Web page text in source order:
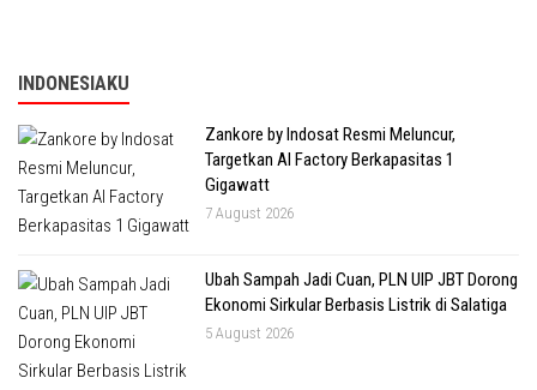
INDONESIAKU
Zankore by Indosat Resmi Meluncur,
Targetkan AI Factory Berkapasitas 1
Gigawatt
7 August 2026
Ubah Sampah Jadi Cuan, PLN UIP JBT Dorong
Ekonomi Sirkular Berbasis Listrik di Salatiga
5 August 2026